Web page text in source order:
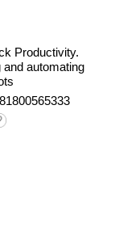
Productivity.
automating